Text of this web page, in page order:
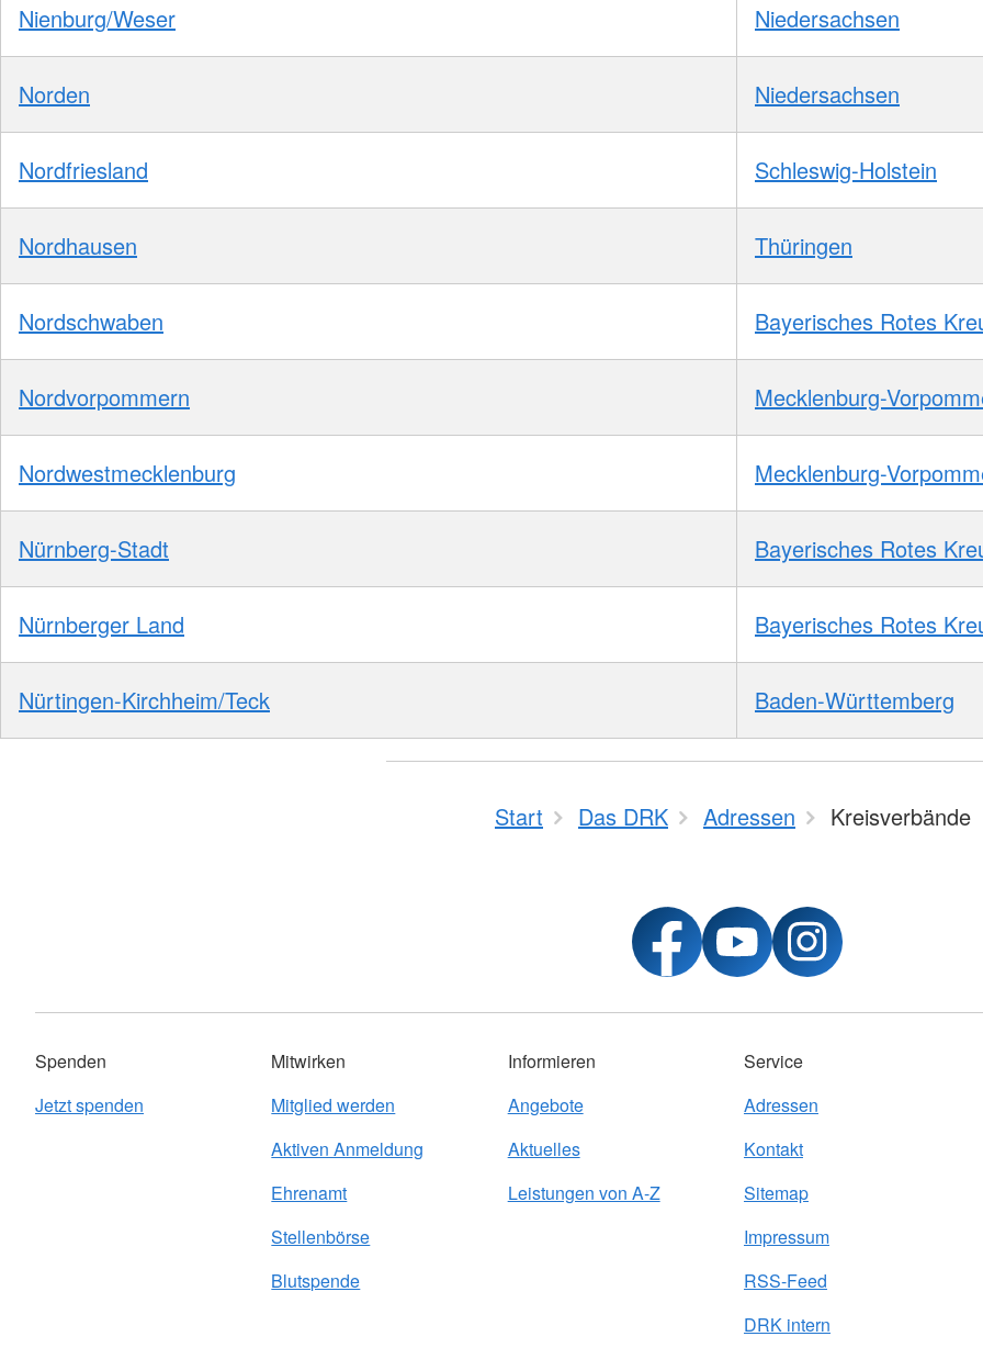
Nienburg/Weser Niedersachsen
Norden Niedersachsen
Nordfriesland Schleswig-Holstein
Nordhausen Thüringen
Nordschwaben Bayerisches Rotes
Nordvorpommern Mecklenburg-
Nordwestmecklenburg Mecklenburg-
Nürnberg-Stadt Bayerisches Rotes
Nürnberger Land Bayerisches Rotes
Nürtingen-Kirchheim/Teck Baden-Württemberg
Start Das DRK Adressen Kreisverbände
Spenden
Jetzt spenden
Mitwirken
Mitglied werden
Aktiven Anmeldung
Ehrenamt
Stellenbörse
Blutspende
Informieren
Angebote
Aktuelles
Leistungen von A-Z
Service
Adressen
Kontakt
Sitemap
Impressum
RSS-Feed
DRK intern